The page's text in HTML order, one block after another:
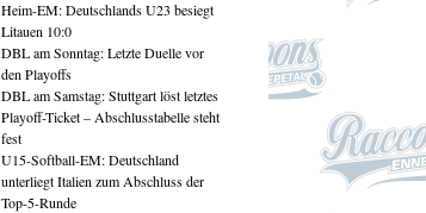
Heim-EM: Deutschlands U23 besiegt
Litauen 10:0
DBL am Sonntag: Letzte Duelle vor
den Playoffs
DBL am Samstag: Stuttgart löst letztes
Playoff-Ticket – Abschlusstabelle steht
fest
U15-Softball-EM: Deutschland
unterliegt Italien zum Abschluss der
Top-5-Runde